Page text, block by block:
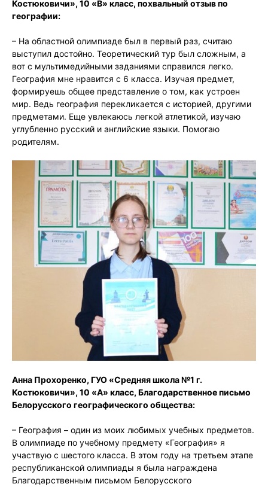
Костюковичи», 10 «В» класс, похвальный отзыв по
географии:
– На областной олимпиаде был в первый раз, считаю
выступил достойно. Теоретический тур был сложным, а
вот с мультимедийными заданиями справился легко.
География мне нравится с 6 класса. Изучая предмет,
формируешь общее представление о том, как устроен
мир. Ведь география перекликается с историей, другими
предметами. Еще увлекаюсь легкой атлетикой, изучаю
углубленно русский и английские языки. Помогаю
родителям.
Анна Прохоренко, ГУО «Средняя школа №1 г.
Костюковичи», 10 «А» класс, Благодарственное письмо
Белорусского географического общества:
– География – один из моих любимых учебных предметов.
В олимпиаде по учебному предмету «География» я
участвую с шестого класса. В этом году на третьем этапе
республиканской олимпиады я была награждена
Благодарственным письмом Белорусского